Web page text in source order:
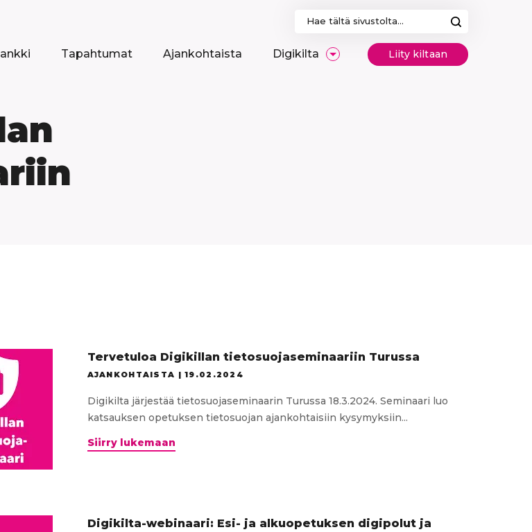
Haku:
Tapahtumat Ajankohtaista Digikilta Liity kiltaan
Tervetuloa Digikillan tietosuojaseminaariin Turussa
AJANKOHTAISTA |19.02.2024
Digikilta järjestää tietosuojaseminaarin Turussa 18.3.2024. Seminaari luo
katsauksen opetuksen tietosuojan ajankohtaisiin kysymyksiin...
Siirry lukemaanTervetuloa
Digikilta-webinaari: Esi- ja alkuopetuksen digipolut ja